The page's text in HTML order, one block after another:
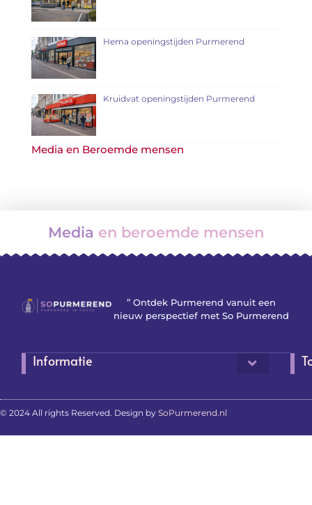
Hema openingstijden Purmerend
Kruidvat openingstijden Purmerend
Media en Beroemde mensen
Media en beroemde mensen
” Ontdek Purmerend vanuit een
nieuw perspectief met So Purmerend
Informatie
© 2024 All rights Reserved. Design by SoPurmerend.nl